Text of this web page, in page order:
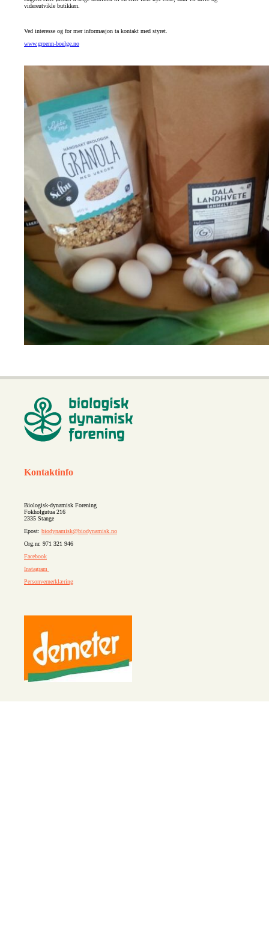
videreutvikle butikken.
Ved interesse og for mer informasjon ta kontakt med styret.
www.groenn-boelge.no
Kontaktinfo
Biologisk-dynamisk Forening
Fokholgutua 216
2335 Stange
Epost: biodynamisk@biodynamisk.no
Org.nr. 971 321 946
Facebook
Instagram
Personvernerklæring